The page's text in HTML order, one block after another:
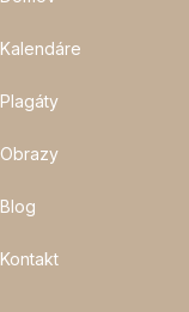
Kalendáre
Plagáty
Obrazy
Blog
Kontakt